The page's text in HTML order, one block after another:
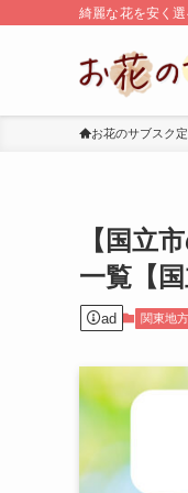
綺麗な花を安く
お花のサブスク
【国立
一覧【
ad 関東地